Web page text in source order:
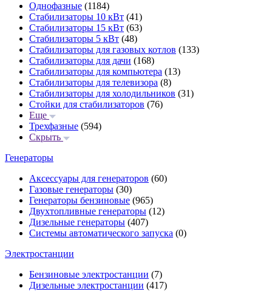
Однофазные (1184)
Стабилизаторы 10 кВт (41)
Стабилизаторы 15 кВт (63)
Стабилизаторы 5 кВт (48)
Стабилизаторы для газовых котлов (133)
Стабилизаторы для дачи (168)
Стабилизаторы для компьютера (13)
Стабилизаторы для телевизора (8)
Стабилизаторы для холодильников (31)
Стойки для стабилизаторов (76)
Еще
Трехфазные (594)
Скрыть
Генераторы
Аксессуары для генераторов (60)
Газовые генераторы (30)
Генераторы бензиновые (965)
Двухтопливные генераторы (12)
Дизельные генераторы (407)
Системы автоматического запуска (0)
Электростанции
Бензиновые электростанции (7)
Дизельные электростанции (417)